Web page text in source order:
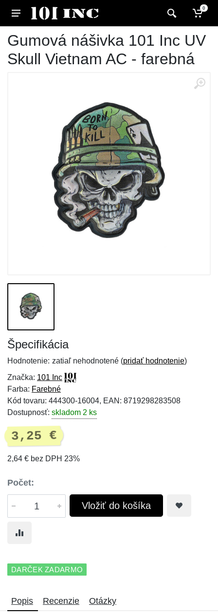
0
Gumová nášivka 101 Inc UV
Skull Vietnam AC - farebná
Špecifikácia
Hodnotenie: zatiaľ nehodnotené (pridať hodnotenie)
Značka: 101 Inc
Farba: Farebné
Kód tovaru: 444300-16004, EAN: 8719298283508
Dostupnosť: skladom 2 ks
3,25 €
2,64 € bez DPH 23%
Počet:
Vložiť do košíka
DARČEK ZADARMO
Popis Recenzie Otázky